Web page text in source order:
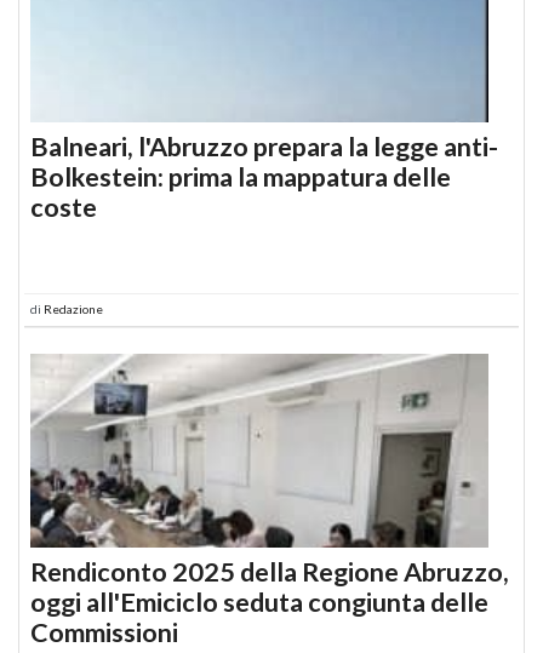
Balneari, l'Abruzzo prepara la legge anti-
Bolkestein: prima la mappatura delle
coste
di Redazione
Rendiconto 2025 della Regione Abruzzo,
oggi all'Emiciclo seduta congiunta delle
Commissioni